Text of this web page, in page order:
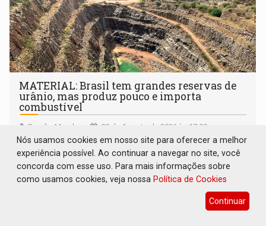
MATERIAL: Brasil tem grandes reservas de
urânio, mas produz pouco e importa
combustível
Brasil e Mundo 08 de Agosto de 2026 às 17:00
Nós usamos cookies em nosso site para oferecer a melhor
experiência possível. Ao continuar a navegar no site, você
concorda com esse uso. Para mais informações sobre
como usamos cookies, veja nossa Política de Cookies
Continuar